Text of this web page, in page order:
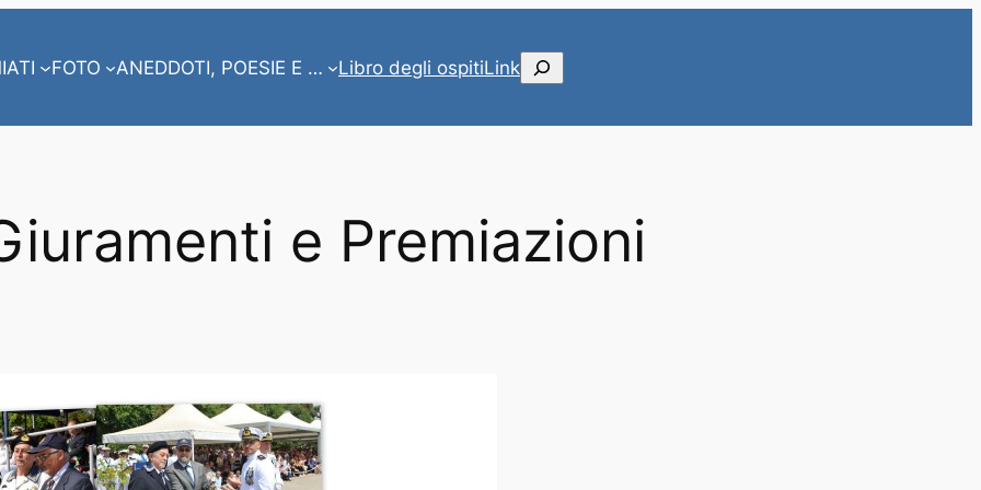
FOTO ANEDDOTI, POESIE E … Libro degli ospitiLinkCerca
e Premiazioni